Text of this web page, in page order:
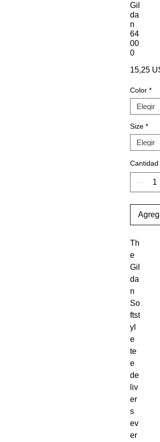
Gil
da
n
64
00
0
15,25
Color *
Size *
Cantidad
Th
e
Gil
da
n
So
ftst
yl
e
te
e
de
liv
er
s
ev
er